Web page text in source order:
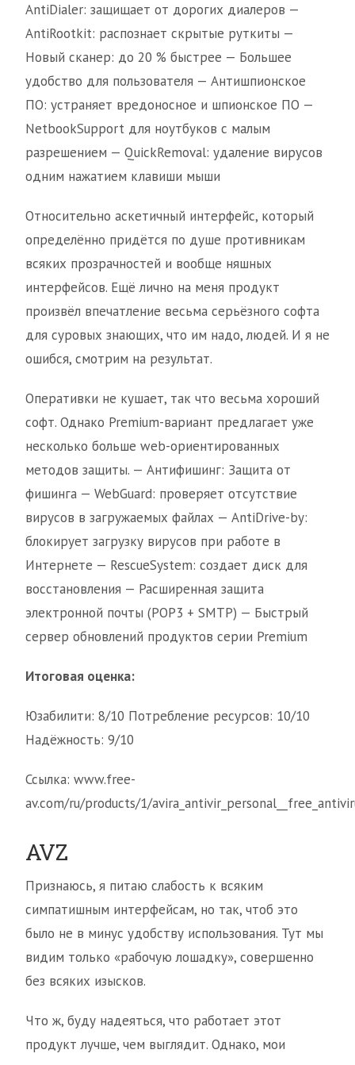
AntiDialer: защищает от дорогих диалеров —
AntiRootkit: распознает скрытые руткиты —
Новый сканер: до 20 % быстрее — Большее
удобство для пользователя — Антишпионское
ПО: устраняет вредоносное и шпионское ПО —
NetbookSupport для ноутбуков с малым
разрешением — QuickRemoval: удаление вирусов
одним нажатием клавиши мыши
Относительно аскетичный интерфейс, который
определённо придётся по душе противникам
всяких прозрачностей и вообще няшных
интерфейсов. Ещё лично на меня продукт
произвёл впечатление весьма серьёзного софта
для суровых знающих, что им надо, людей. И я не
ошибся, смотрим на результат.
Оперативки не кушает, так что весьма хороший
софт. Однако Premium-вариант предлагает уже
несколько больше web-ориентированных
методов защиты. — Антифишинг: Защита от
фишинга — WebGuard: проверяет отсутствие
вирусов в загружаемых файлах — AntiDrive-by:
блокирует загрузку вирусов при работе в
Интернете — RescueSystem: создает диск для
восстановления — Расширенная защита
электронной почты (POP3 + SMTP) — Быстрый
сервер обновлений продуктов серии Premium
Итоговая оценка:
Юзабилити: 8/10 Потребление ресурсов: 10/10
Надёжность: 9/10
Ссылка: www.free-
av.com/ru/products/1/
AVZ
Признаюсь, я питаю слабость к всяким
симпатишным интерфейсам, но так, чтоб это
было не в минус удобству использования. Тут мы
видим только «рабочую лошадку», совершенно
без всяких изысков.
Что ж, буду надеяться, что работает этот
продукт лучше, чем выглядит. Однако, мои